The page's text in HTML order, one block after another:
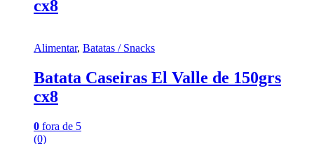
cx8
Alimentar, Batatas / Snacks
Batata Caseiras El Valle de 150grs
cx8
0 fora de 5
(0)